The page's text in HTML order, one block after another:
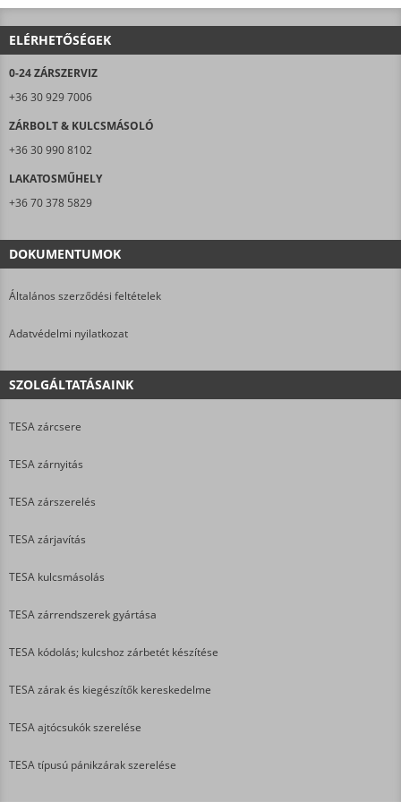
ELÉRHETŐSÉGEK
0-24 ZÁRSZERVIZ
+36 30 929 7006
ZÁRBOLT & KULCSMÁSOLÓ
+36 30 990 8102
LAKATOSMŰHELY
+36 70 378 5829
DOKUMENTUMOK
Általános szerződési feltételek
Adatvédelmi nyilatkozat
SZOLGÁLTATÁSAINK
TESA zárcsere
TESA zárnyitás
TESA zárszerelés
TESA zárjavítás
TESA kulcsmásolás
TESA zárrendszerek gyártása
TESA kódolás; kulcshoz zárbetét készítése
TESA zárak és kiegészítők kereskedelme
TESA ajtócsukók szerelése
TESA típusú pánikzárak szerelése